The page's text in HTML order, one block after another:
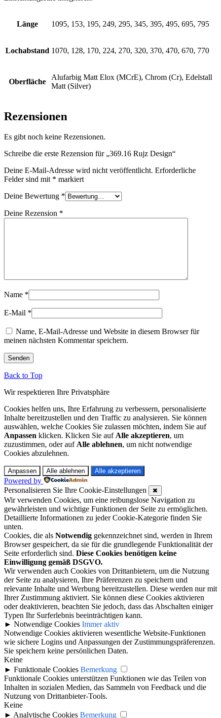
Länge 1095, 153, 195, 249, 295, 345, 395, 495, 695, 795
Lochabstand 1070, 128, 170, 224, 270, 320, 370, 470, 670, 770
Oberfläche
Alufarbig Matt Elox (MCrE), Chrom (Cr), Edelstall
Matt (Silver)
Rezensionen
Es gibt noch keine Rezensionen.
Schreibe die erste Rezension für „369.16 Rujz Design“
Deine E-Mail-Adresse wird nicht veröffentlicht. Erforderliche
Felder sind mit * markiert
Deine Bewertung *
Deine Rezension *
Name *
E-Mail *
Name, E-Mail-Adresse und Website in diesem Browser für
meinen nächsten Kommentar speichern.
Back to Top
Wir respektieren Ihre Privatsphäre
Cookies helfen uns, Ihre Erfahrung zu verbessern, personalisierte
Inhalte bereitzustellen und den Traffic zu analysieren. Sie können
auswählen, welche Cookies Sie zulassen möchten, indem Sie auf
Anpassen klicken. Klicken Sie aufAlle akzeptieren, um
zuzustimmen, oder aufAlle ablehnen, um nicht notwendige
Cookies abzulehnen.
Anpassen Alle ablehnen Alle akzeptieren
Powered by
Personalisieren Sie Ihre Cookie-Einstellungen
✖
Wir verwenden Cookies, um eine reibungslose Navigation zu
gewährleisten und wichtige Funktionen der Seite zu ermöglichen.
Detaillierte Informationen zu jeder Cookie-Kategorie finden Sie
unten.
Cookies, die als Notwendig gekennzeichnet sind, werden in Ihrem
Browser gespeichert, da sie für die grundlegende Funktionalität der
Seite erforderlich sind. Diese Cookies benötigen keine
Einwilligung gemäß DSGVO.
Wir verwenden auch Cookies von Drittanbietern, um die Nutzung
der Seite zu analysieren, Ihre Präferenzen zu speichern und
relevante Inhalte und Werbung bereitzustellen. Diese werden nur mit
Ihrer Zustimmung aktiviert. Sie können diese Cookies aktivieren
oder deaktivieren, beachten Sie jedoch, dass das Abschalten einiger
Typen Ihr Surferlebnis beeinträchtigen kann.
► Notwendige Cookies Immer aktiv
Notwendige Cookies aktivieren wesentliche Website-Funktionen
wie sichere Logins und Anpassungen der Zustimmungspräferenzen.
Sie speichern keine persönlichen Daten.
Keine
► Funktionale Cookies Bemerkung
Funktionale Cookies unterstützen Funktionen wie das Teilen von
Inhalten in sozialen Medien, das Sammeln von Feedback und die
Nutzung von Drittanbieter-Tools.
Keine
► Analytische Cookies Bemerkung